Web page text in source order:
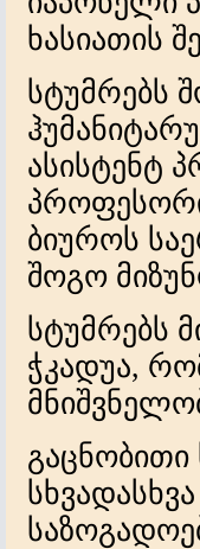
ხასიათის
სტუმრებს
ასისტენტ
პროფესორი
ბიუროს
შოგო
სტუმრებს
ჭკადუა,
გაცნობითი